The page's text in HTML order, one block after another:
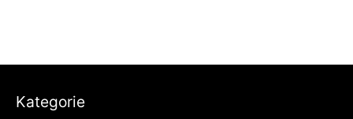
Kategorie